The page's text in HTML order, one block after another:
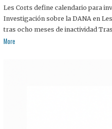
Les Corts define calendario para
Investigación sobre la DANA en
tras ocho meses de inactividad
More